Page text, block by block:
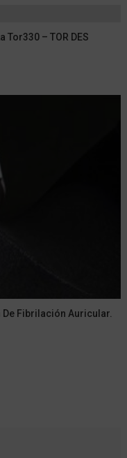
Tor330 – TOR DES
Fibrilación Auricular.